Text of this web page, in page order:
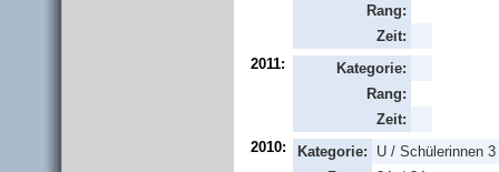
Rang:
Zeit:
2011:
Kategorie:
Rang:
Zeit:
2010:
Kategorie:
U / Schülerinnen 3